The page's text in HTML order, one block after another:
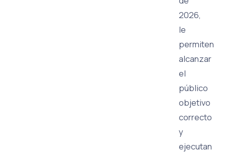
2026,
le
permiten
alcanzar
el
público
objetivo
correcto
y
ejecutan